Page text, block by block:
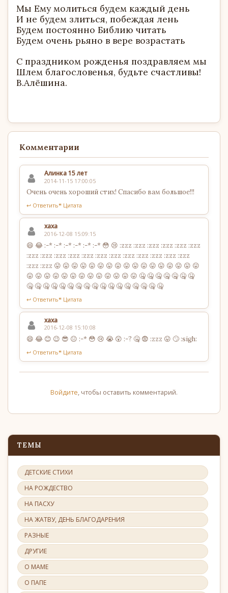
Мы Ему молиться будем каждый день
И не будем злиться, побеждая лень
Будем постоянно Библию читать
Будем очень рьяно в вере возрастать
С праздником рожденья поздравляем мы
Шлем благословенья, будьте счастливы!
В.Алёшина.
Комментарии
Алинка 15 лет
2014-11-15 17:00:05
Очень очень хороший стих! Спасибо вам большое!!!
↩ Ответить❝ Цитата
хаха
2016-12-08 15:09:15
😄 😂 :-* :-* :-* :-* :-* :-* 😳 😢 :zzz :zzz :zzz :zzz :zzz :zzz
:zzz :zzz :zzz :zzz :zzz :zzz :zzz :zzz :zzz :zzz :zzz :zzz
:zzz :zzz 😛 😛 😛 😛 😛 😛 😛 😛 😛 😛 😛 😛 😛 😛 😛 😛 😛
😛 😛 😛 😛 😛 😛 😛 😛 😛 😛 😛 😛 😛 🤐 🤐 🤐 🤐 🤐 🤐 🤐
🤐 🤐 🤐 🤐 🤐 🤐 🤐 🤐 🤐 🤐 🤐 🤐 🤐 🤐 🤐 🤐 🤐
↩ Ответить❝ Цитата
хаха
2016-12-08 15:10:08
😄 😂 😊 😉 😎 😐 :-* 😳 😢 😭 😲 :-? 🤐 😨 :zzz 😛 🙄 :sigh:
↩ Ответить❝ Цитата
Войдите, чтобы оставить комментарий.
ТЕМЫ
ДЕТСКИЕ СТИХИ
НА РОЖДЕСТВО
НА ПАСХУ
НА ЖАТВУ, ДЕНЬ БЛАГОДАРЕНИЯ
РАЗНЫЕ
ДРУГИЕ
О МАМЕ
О ПАПЕ